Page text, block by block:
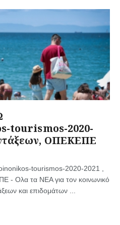
tourismos-2020-
ΟΠΕΚΕΠΕ
tourismos-2020-2021 ,
- Ολα τα ΝΕΑ για τον κοινωνικό
και επιδομάτων ...